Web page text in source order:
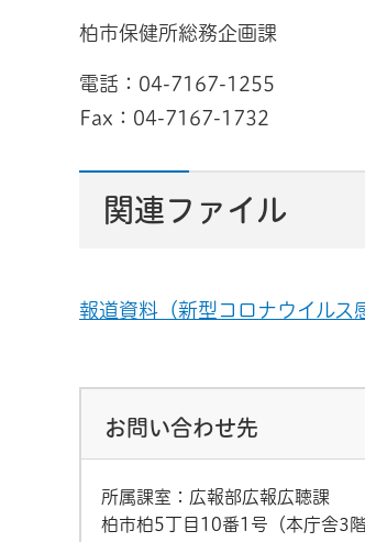
柏市保健所総務企画課
電話：04-7167-1255
Fax：04-7167-1732
関連ファイル
報道資料（新型コロナウイル
お問い合わせ先
所属課室：広報部広報広聴課
柏市柏5丁目10番1号（本庁舎3階